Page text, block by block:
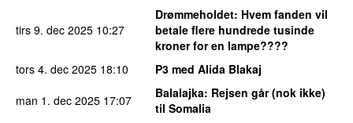
tirs 9. dec 2025 10:27
Drømmeholdet: Hvem fanden vil
betale flere hundrede tusinde
kroner for en lampe????
tors 4. dec 2025 18:10
P3 med Alida Blakaj
man 1. dec 2025 17:07 Balalajka: Rejsen går (nok ikke)
til Somalia